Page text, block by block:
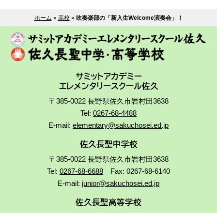
ホーム » 高校» 吹奏楽部の「新入生Welcome演奏会」！
サミットアカデミー
エレメンタリースクール佐久
〒385-0022 長野県佐久市岩村田3638
Tel: 0267-68-4488
E-mail: elementary@sakuchosei.ed.jp
佐久長聖中学校
〒385-0022 長野県佐久市岩村田3638
Tel: 0267-68-6688 Fax: 0267-68-6140
E-mail: junior@sakuchosei.ed.jp
佐久長聖高等学校